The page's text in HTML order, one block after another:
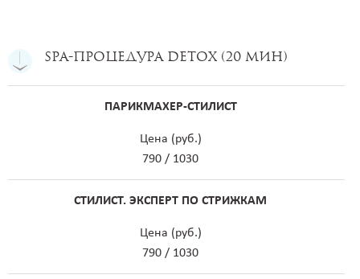
SPA-процедура DETOX (20 мин)
ПАРИКМАХЕР-СТИЛИСТ
Цена (руб.)
790 / 1030
СТИЛИСТ. ЭКСПЕРТ ПО СТРИЖКАМ
Цена (руб.)
790 / 1030